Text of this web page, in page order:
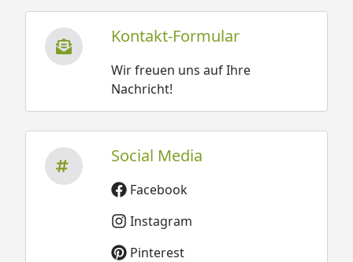
Kontakt-Formular
Wir freuen uns auf Ihre
Nachricht!
Social Media
Facebook
Instagram
Pinterest